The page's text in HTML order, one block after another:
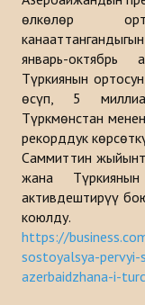
өлкөлөр
январь-октябрь
Түркиянын
өсүп, 5
Түркмөнстан
рекорддук
Саммиттин
жана
активдештирүү
коюлду.
https://
sostoyalsya-
azerbaidzhana-i-